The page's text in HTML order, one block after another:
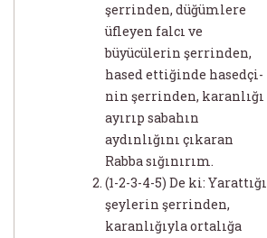
şerrinden, düğümlere
üfleyen falcı ve
büyücülerin şerrinden,
hased ettiğinde hasedçi-
nin şerrinden, karanlığı
ayırıp sabahın
aydınlığını çıkaran
Rabba sığınırım.
(1-2-3-4-5) De ki: Yarattığı
şeylerin şerrinden,
karanlığıyla ortalığa